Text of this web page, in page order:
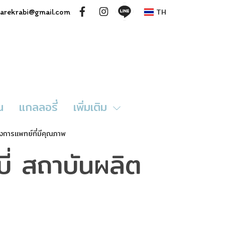
TH
แกลลอรี่ เพิ่มเติม
การแพทย์ที่มีคุณภาพ
สถาบันผลิต